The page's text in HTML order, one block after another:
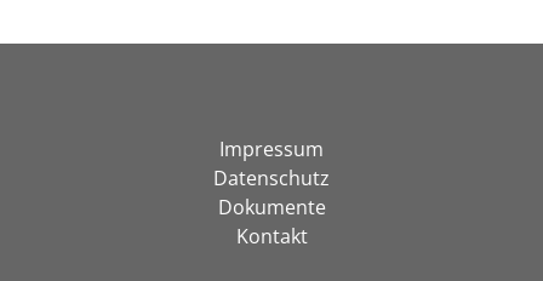
Impressum
Datenschutz
Dokumente
Kontakt